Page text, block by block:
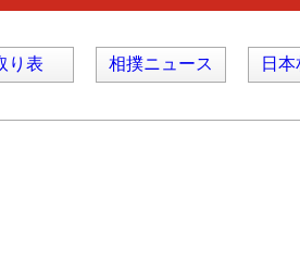
日
相撲ニュース
り表